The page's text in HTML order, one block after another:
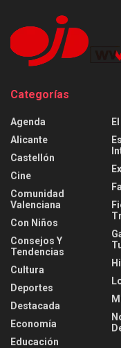
Categorías
Agenda
Alicante
Castellón
Cine
Comunidad
Valenciana
Con Niños
Consejos Y
Tendencias
Cultura
Deportes
Destacada
Economía
Educación